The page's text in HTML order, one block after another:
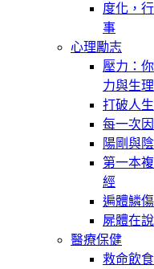
度化，
事
心理勵志
壓力：
力與生
打破人
每一次
陽剛與
第一本
經
遍體鱗
屍體在
醫療保健
救命飲